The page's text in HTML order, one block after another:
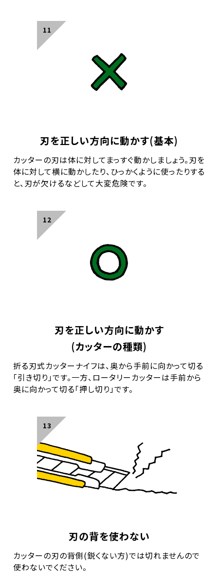
刃を正しい方向に動かす(基本)
カッターの刃は体に対してまっすぐ動かしましょう。刃を
体に対して横に動かしたり、ひっかくように使ったりする
と、刃が欠けるなどして大変危険です。
刃を正しい方向に動かす
(カッターの種類)
折る刃式カッターナイフは、奥から手前に向かって切る
「引き切り」です。一方、ロータリーカッターは手前から
奥に向かって切る「押し切り」です。
刃の背を使わない
カッターの刃の背側(鋭くない方)では切れませんので
使わないでください。